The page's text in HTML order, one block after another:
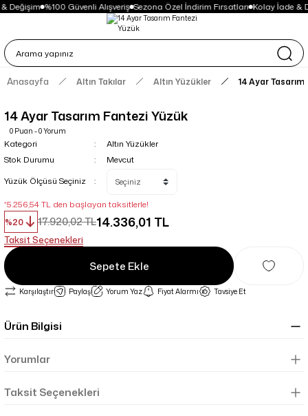
Değişim %100 Güvenli Alışveriş Sezona Özel İndirim Fırsatları Kolay İade &
Anasayfa Altın Takılar Altın Yüzükler 14 Ayar
14 Ayar Tasarım Fantezi Yüzük
0 Puan - 0 Yorum
Kategori
Altın Yüzükler
Stok Durumu
Mevcut
Yüzük Ölçüsü Seçiniz
*5.256,54 TL den başlayan taksitlerle!
%20
17.920,02 TL14.336,01 TL
Taksit Seçenekleri
Sepete Ekle
Karşılaştır Paylaş Yorum Yaz Fiyat Alarmı Tavsiye Et
Ürün Bilgisi
Yorumlar
Taksit Seçenekleri